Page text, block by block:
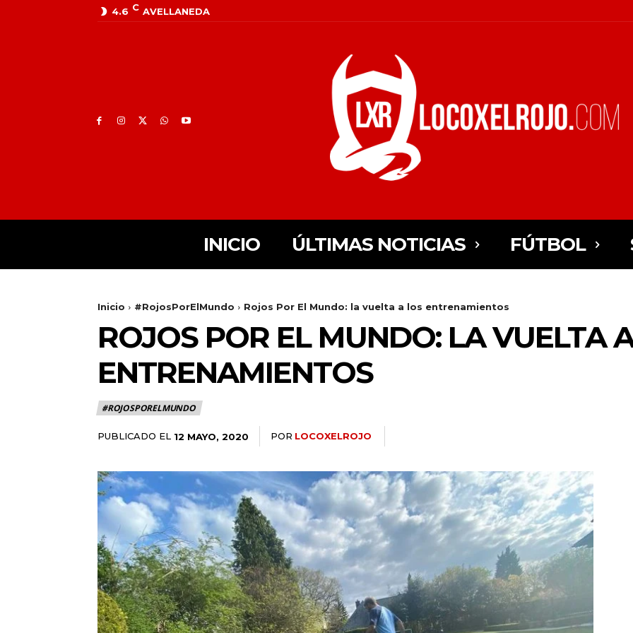
4.6 C AVELLANEDA
INICIO ÚLTIMAS NOTICIAS FÚTBOL
Inicio #RojosPorElMundo Rojos Por El Mundo: la vuelta a los entrenamientos
ROJOS POR EL MUNDO: LA VUELTA
ENTRENAMIENTOS
#ROJOSPORELMUNDO
PUBLICADO EL 12 MAYO, 2020 POR LOCOXELROJO